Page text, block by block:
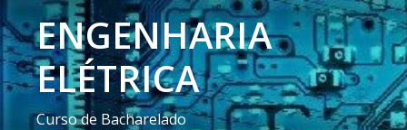
ENGENHARIA
ELÉTRICA
Curso de Bacharelado